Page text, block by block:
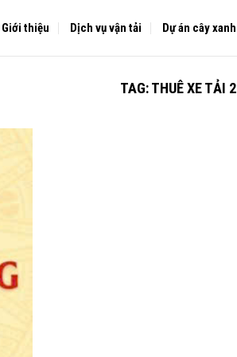
Giới thiệu Dịch vụ vận tải Dự án cây xanh
TAG:THUÊ XE TẢI 2